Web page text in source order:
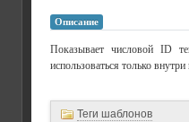
Описание
Показывает числовой ID
использоваться только
Теги шаблонов